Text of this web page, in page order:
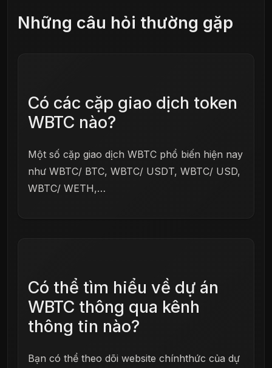
Những câu hỏi thường gặp
Có các cặp giao dịch token
WBTC nào?
Một số cặp giao dịch WBTC phổ biến hiện nay
như WBTC/ BTC, WBTC/ USDT, WBTC/ USD,
WBTC/ WETH,…
Có thể tìm hiểu về dự án
WBTC thông qua kênh
thông tin nào?
Bạn có thể theo dõi website chínhthức của dự